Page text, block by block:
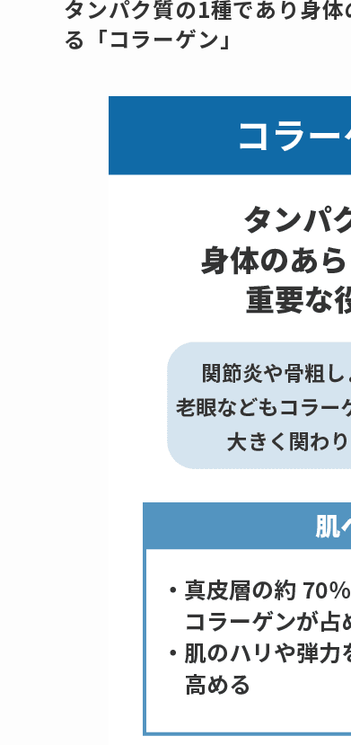
タンパク質の1種であり身
る「コラーゲン」